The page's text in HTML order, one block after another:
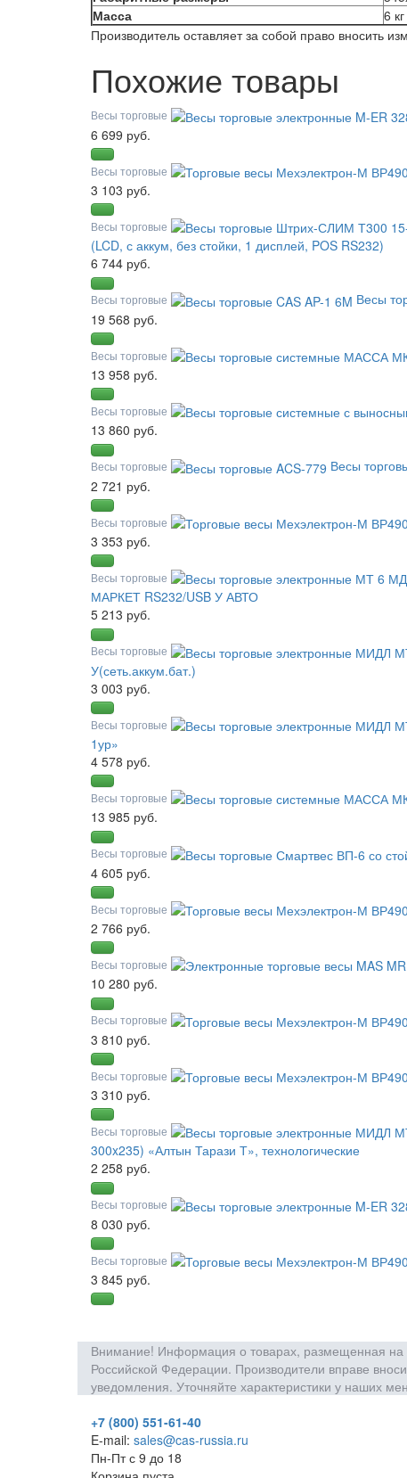
Масса
6 кг
Производитель оставляет за собой право вносить
Похожие товары
Весы торговые
6 699 руб.
Весы торговые
3 103 руб.
Весы торговые
(LCD, с аккум, без стойки, 1 дисплей, POS RS232)
6 744 руб.
Весы торговые
Весы
19 568 руб.
Весы торговые
13 958 руб.
Весы торговые
13 860 руб.
Весы торговые
Весы
2 721 руб.
Весы торговые
3 353 руб.
Весы торговые
МАРКЕТ RS232/USB У АВТО
5 213 руб.
Весы торговые
У(сеть.аккум.бат.)
3 003 руб.
Весы торговые
1ур»
4 578 руб.
Весы торговые
13 985 руб.
Весы торговые
4 605 руб.
Весы торговые
2 766 руб.
Весы торговые
10 280 руб.
Весы торговые
3 810 руб.
Весы торговые
3 310 руб.
Весы торговые
300x235) «Алтын Тарази Т», технологические
2 258 руб.
Весы торговые
8 030 руб.
Весы торговые
3 845 руб.
Внимание! Информация о товарах, размещенная на
Российской Федерации. Производители вправе
уведомления. Уточняйте характеристики у наших
+7 (800) 551-61-40
E-mail: sales@cas-russia.ru
Пн-Пт с 9 до 18